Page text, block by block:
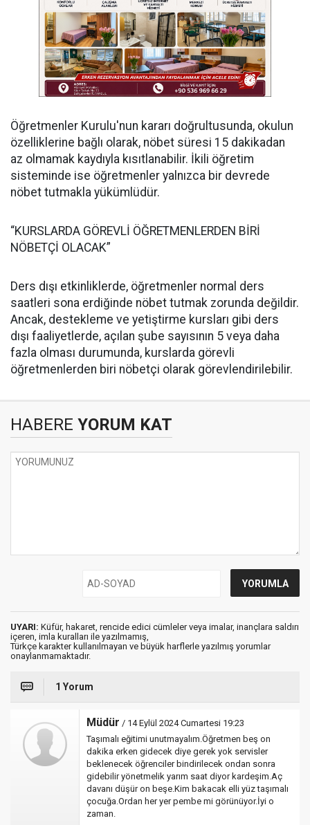
Öğretmenler Kurulu'nun kararı doğrultusunda, okulun
özelliklerine bağlı olarak, nöbet süresi 15 dakikadan
az olmamak kaydıyla kısıtlanabilir. İkili öğretim
sisteminde ise öğretmenler yalnızca bir devrede
nöbet tutmakla yükümlüdür.
“KURSLARDA GÖREVLİ ÖĞRETMENLERDEN BİRİ
NÖBETÇİ OLACAK”
Ders dışı etkinliklerde, öğretmenler normal ders
saatleri sona erdiğinde nöbet tutmak zorunda değildir.
Ancak, destekleme ve yetiştirme kursları gibi ders
dışı faaliyetlerde, açılan şube sayısının 5 veya daha
fazla olması durumunda, kurslarda görevli
öğretmenlerden biri nöbetçi olarak görevlendirilebilir.
HABERE YORUM KAT
UYARI: Küfür, hakaret, rencide edici cümleler veya imalar, inançlara saldırı
içeren, imla kuralları ile yazılmamış,
Türkçe karakter kullanılmayan ve büyük harflerle yazılmış yorumlar
onaylanmamaktadır.
1 Yorum
Müdür / 14 Eylül 2024 Cumartesi 19:23
Taşımalı eğitimi unutmayalım.Öğretmen beş on
dakika erken gidecek diye gerek yok servisler
beklenecek öğrenciler bindirilecek ondan sonra
gidebilir yönetmelik yarım saat diyor kardeşim.Aç
davanı düşür on beşe.Kim bakacak elli yüz taşımalı
çocuğa.Ordan her yer pembe mi görünüyor.İyi o
zaman.